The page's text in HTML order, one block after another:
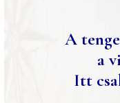
A
a
Itt